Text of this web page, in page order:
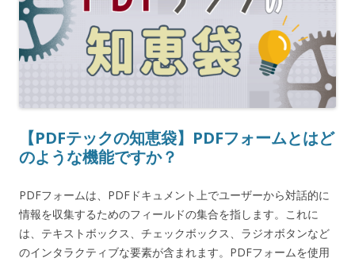
【PDFテックの知恵袋】PDFフォームとはど
のような機能ですか？
PDFフォームは、PDFドキュメント上でユーザーから対話的に
情報を収集するためのフィールドの集合を指します。これに
は、テキストボックス、チェックボックス、ラジオボタンなど
のインタラクティブな要素が含まれます。PDFフォームを使用